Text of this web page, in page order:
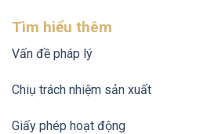
Tìm hiểu thêm
Vấn đề pháp lý
Chiụ trách nhiệm sản xuất
Giấy phép hoạt động